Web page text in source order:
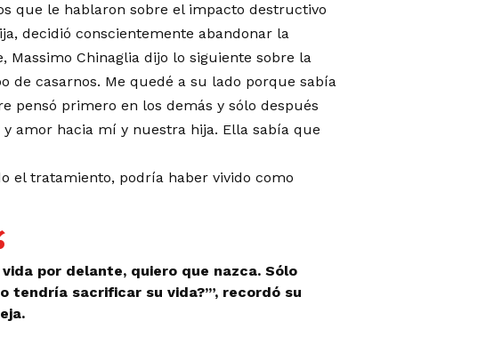
que le hablaron sobre el impacto destructivo
decidió conscientemente abandonar la
Chinaglia dijo lo siguiente sobre la
de casarnos. Me quedé a su lado porque sabía
pensó primero en los demás y sólo después
amor hacia mí y nuestra hija. Ella sabía que
el tratamiento, podría haber vivido como
por delante, quiero que nazca. Sólo
tendría sacrificar su vida?’”, recordó su